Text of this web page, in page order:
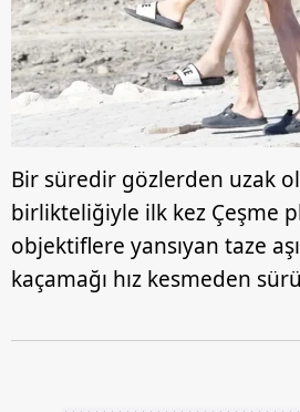
Bir süredir gözlerden uzak
birlikteliğiyle ilk kez Çeşme
objektiflere yansıyan taze
kaçamağı hız kesmeden